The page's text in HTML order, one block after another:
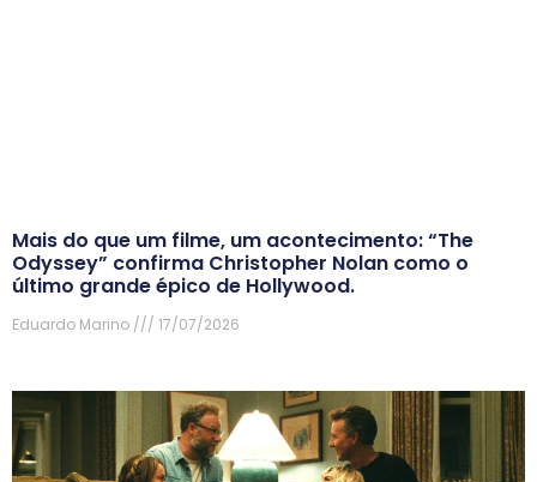
Mais do que um filme, um acontecimento: “The
Odyssey” confirma Christopher Nolan como o
último grande épico de Hollywood.
Eduardo Marino 17/07/2026